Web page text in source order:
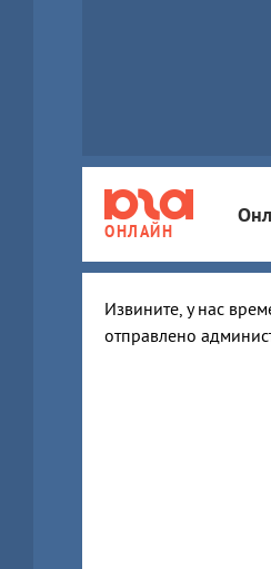
ОНЛАЙН
Извините, у нас
отправлено